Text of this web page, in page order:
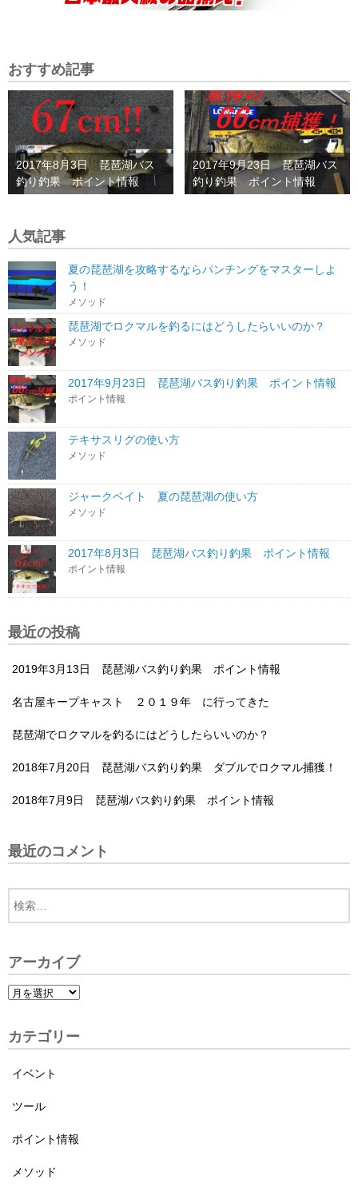
おすすめ記事
2017年8月3日 琵琶湖バス
釣り釣果 ポイント情報
2017年9月23日 琵琶湖バス
釣り釣果 ポイント情報
人気記事
夏の琵琶湖を攻略するならパンチングをマスターしよ
う！
メソッド
琵琶湖でロクマルを釣るにはどうしたらいいのか？
メソッド
2017年9月23日 琵琶湖バス釣り釣果 ポイント情報
ポイント情報
テキサスリグの使い方
メソッド
ジャークベイト 夏の琵琶湖の使い方
メソッド
2017年8月3日 琵琶湖バス釣り釣果 ポイント情報
ポイント情報
最近の投稿
2019年3月13日 琵琶湖バス釣り釣果 ポイント情報
名古屋キープキャスト ２０１９年 に行ってきた
琵琶湖でロクマルを釣るにはどうしたらいいのか？
2018年7月20日 琵琶湖バス釣り釣果 ダブルでロクマル捕獲！
2018年7月9日 琵琶湖バス釣り釣果 ポイント情報
最近のコメント
アーカイブ
カテゴリー
イベント
ツール
ポイント情報
メソッド